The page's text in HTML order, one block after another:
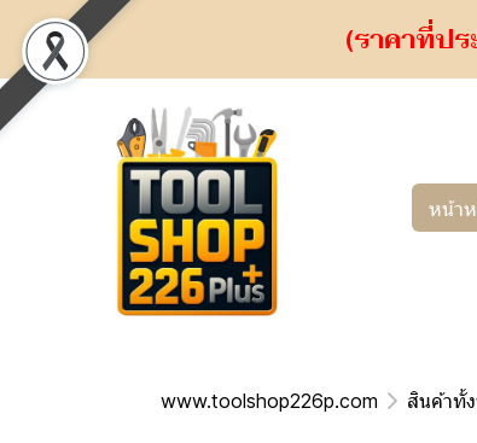
(ราคาที่ป
หน้า
www.toolshop226p.com สินค้าทั้